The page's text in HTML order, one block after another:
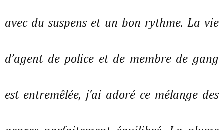
avec du suspens et un bon rythme. La vie
d’agent de police et de membre de gang
est entremêlée, j’ai adoré ce mélange des